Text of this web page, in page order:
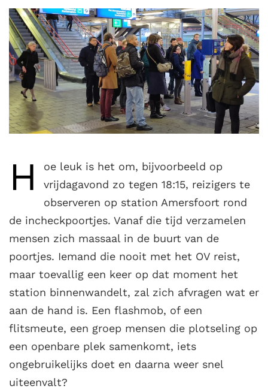
H
oe leuk is het om, bijvoorbeeld op
vrijdagavond zo tegen 18:15, reizigers te
observeren op station Amersfoort rond
de incheckpoortjes. Vanaf die tijd verzamelen
mensen zich massaal in de buurt van de
poortjes. Iemand die nooit met het OV reist,
maar toevallig een keer op dat moment het
station binnenwandelt, zal zich afvragen wat er
aan de hand is. Een flashmob, of een
flitsmeute, een groep mensen die plotseling op
een openbare plek samenkomt, iets
ongebruikelijks doet en daarna weer snel
uiteenvalt?